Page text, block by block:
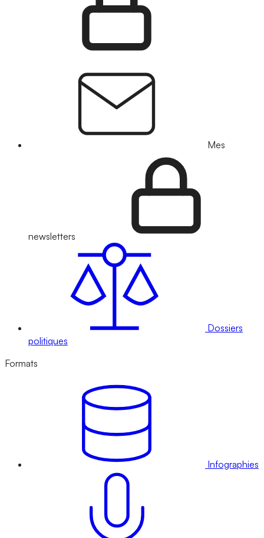
Mes
newsletters
Dossiers
politiques
Formats
Infographies